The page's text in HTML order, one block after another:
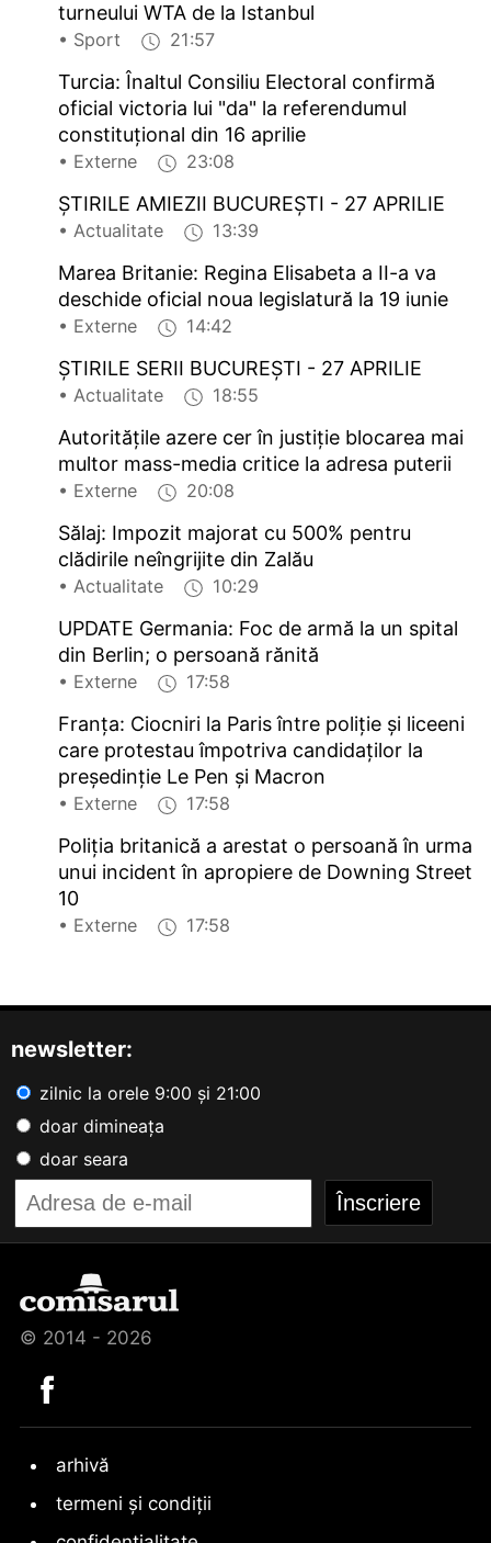
turneului WTA de la Istanbul
• Sport 21:57
Turcia: Înaltul Consiliu Electoral confirmă
oficial victoria lui "da" la referendumul
constituțional din 16 aprilie
• Externe 23:08
ȘTIRILE AMIEZII BUCUREȘTI - 27 APRILIE
• Actualitate 13:39
Marea Britanie: Regina Elisabeta a II-a va
deschide oficial noua legislatură la 19 iunie
• Externe 14:42
ȘTIRILE SERII BUCUREȘTI - 27 APRILIE
• Actualitate 18:55
Autoritățile azere cer în justiție blocarea mai
multor mass-media critice la adresa puterii
• Externe 20:08
Sălaj: Impozit majorat cu 500% pentru
clădirile neîngrijite din Zalău
• Actualitate 10:29
UPDATE Germania: Foc de armă la un spital
din Berlin; o persoană rănită
• Externe 17:58
Franța: Ciocniri la Paris între poliție și liceeni
care protestau împotriva candidaților la
președinție Le Pen și Macron
• Externe 17:58
Poliția britanică a arestat o persoană în urma
unui incident în apropiere de Downing Street
10
• Externe 17:58
newsletter:
zilnic la orele 9:00 și 21:00
doar dimineața
doar seara
© 2014 - 2026
arhivă
termeni și condiții